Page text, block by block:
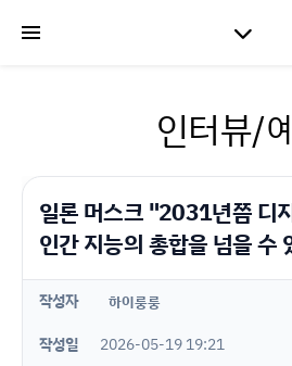
인터뷰/
일론 머스크 "2031년쯤 디
인간 지능의 총합을 넘을 수
작성자 하이룽룽
작성일
2026-05-19 19:21